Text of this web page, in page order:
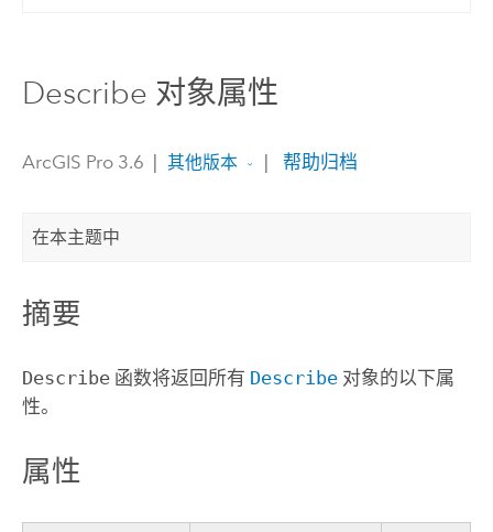
Describe 对象属性
ArcGIS Pro 3.6 其他版本 帮助归档
在本主题中
摘要
Describe函数将返回所有 Describe对象的以下属
性。
属性